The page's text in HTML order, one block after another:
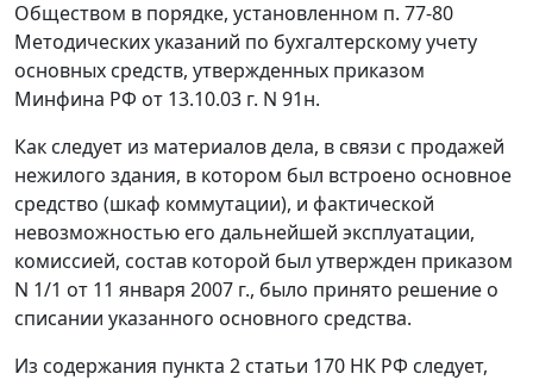
Обществом в порядке, установленном п. 77-80
Методических указаний по бухгалтерскому учету
основных средств, утвержденных приказом
Минфина РФ от 13.10.03 г. N 91н.
Как следует из материалов дела, в связи с продажей
нежилого здания, в котором был встроено основное
средство (шкаф коммутации), и фактической
невозможностью его дальнейшей эксплуатации,
комиссией, состав которой был утвержден приказом
N 1/1 от 11 января 2007 г., было принято решение о
списании указанного основного средства.
Из содержания пункта 2 статьи 170 НК РФ следует,